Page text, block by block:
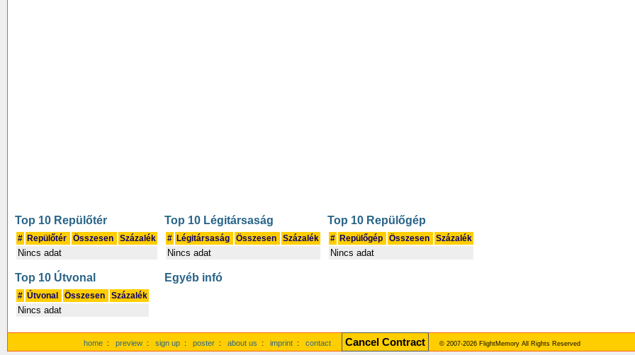
Top 10 Repülőtér
# Repülőtér Összesen Százalék
Nincs adat
Top 10 Légitársaság
# Légitársaság Összesen Százalék
Nincs adat
Top 10 Repülőgép
# Repülőgép Összesen Százalék
Nincs adat
Top 10 Útvonal
# Útvonal Összesen Százalék
Nincs adat
Egyéb infó
home : preview : sign up : poster : about us : imprint : contact Cancel Contract © 2007-2026 FlightMemory All Rights Reserved